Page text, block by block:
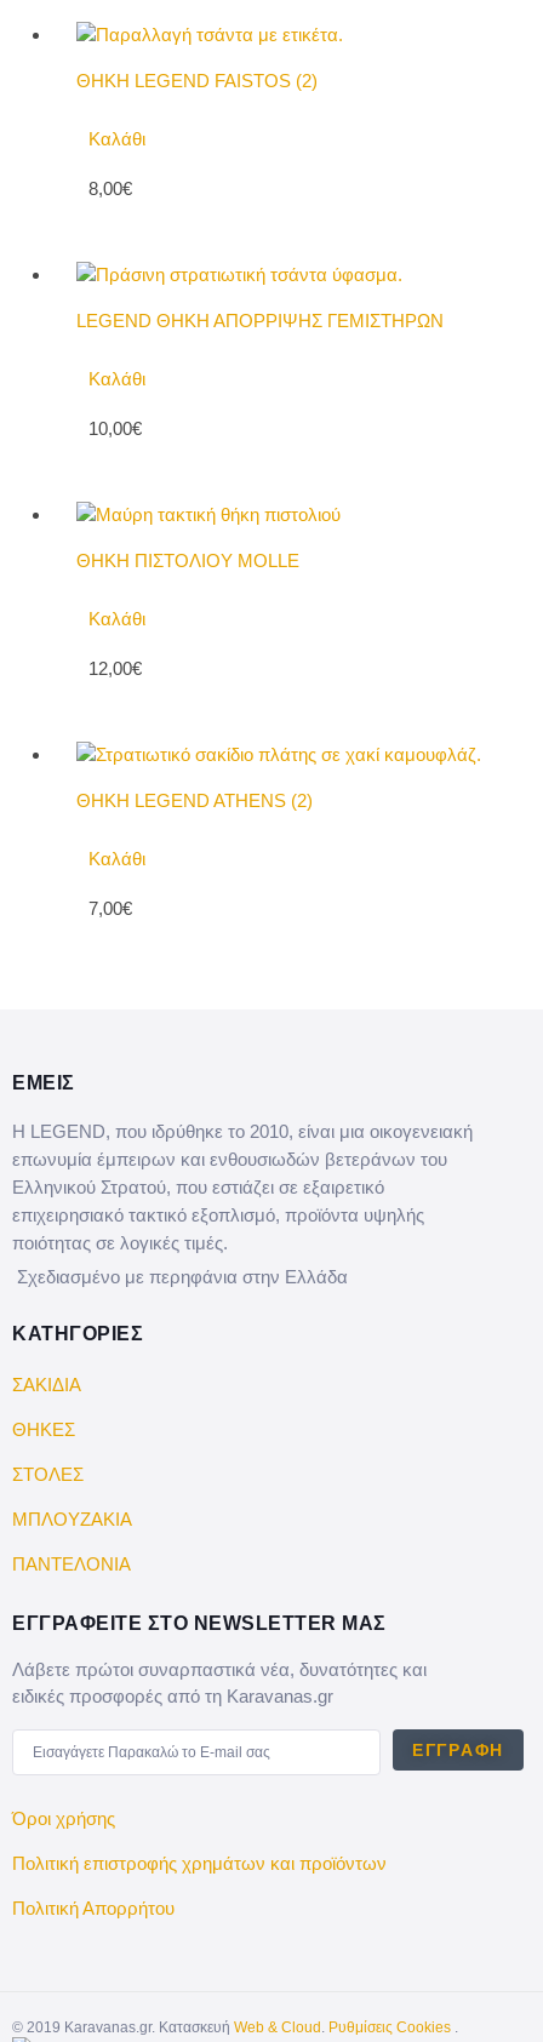
ΘΗΚΗ LEGEND FAISTOS (2)
Καλάθι
8,00€
LEGEND ΘΗΚΗ ΑΠΟΡΡΙΨΗΣ ΓΕΜΙΣΤΗΡΩΝ
Καλάθι
10,00€
ΘΗΚΗ ΠΙΣΤΟΛΙΟΥ MOLLE
Καλάθι
12,00€
ΘΗΚΗ LEGEND ATHENS (2)
Καλάθι
7,00€
ΕΜΕΙΣ
Η LEGEND, που ιδρύθηκε το 2010, είναι μια οικογενειακή
επωνυμία έμπειρων και ενθουσιωδών βετεράνων του
Ελληνικού Στρατού, που εστιάζει σε εξαιρετικό
επιχειρησιακό τακτικό εξοπλισμό, προϊόντα υψηλής
ποιότητας σε λογικές τιμές.
Σχεδιασμένο με περηφάνια στην Ελλάδα
ΚΑΤΗΓΟΡΙΕΣ
ΣΑΚΙΔΙΑ
ΘΗΚΕΣ
ΣΤΟΛΕΣ
ΜΠΛΟΥΖΑΚΙΑ
ΠΑΝΤΕΛΟΝΙΑ
ΕΓΓΡΑΦΕΙΤΕ ΣΤΟ NEWSLETTER ΜΑΣ
Λάβετε πρώτοι συναρπαστικά νέα, δυνατότητες και
ειδικές προσφορές από τη Karavanas.gr
ΕΓΓΡΑΦΉ
Όροι χρήσης
Πολιτική επιστροφής χρημάτων και προϊόντων
Πολιτική Απορρήτου
© 2019 Karavanas.gr. Κατασκευή Web & Cloud Ρυθμίσεις Cookies